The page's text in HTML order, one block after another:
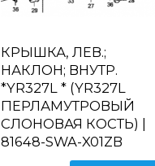
КРЫШКА, ЛЕВ.;
НАКЛОН; ВНУТР.
*YR327L * (YR327L
ПЕРЛАМУТРОВЫЙ
СЛОНОВАЯ КОСТЬ) |
81648-SWA-X01ZB